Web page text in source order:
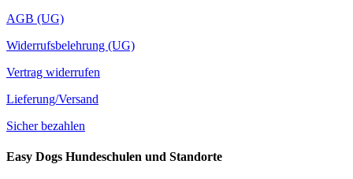
AGB (UG)
Widerrufsbelehrung (UG)
Vertrag widerrufen
Lieferung/Versand
Sicher bezahlen
Easy Dogs Hundeschulen und Standorte